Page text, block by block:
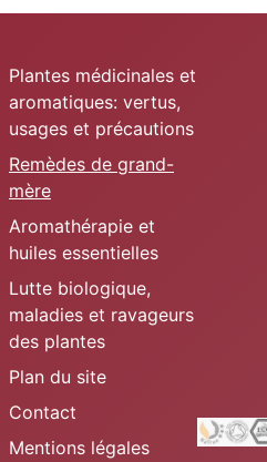
Plantes médicinales et
aromatiques: vertus,
usages et précautions
Remèdes de grand-
mère
Aromathérapie et
huiles essentielles
Lutte biologique,
maladies et ravageurs
des plantes
Plan du site
Contact
Mentions légales